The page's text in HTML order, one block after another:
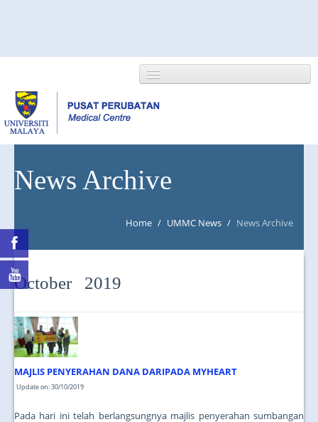
NEWS/EVENTS
News Archive
Home / UMMC News / News Archive
October 2019
MAJLIS PENYERAHAN DANA DARIPADA MYHEART
Update on: 30/10/2019
Pada hari ini telah berlangsungnya majlis penyerahan sumbangan